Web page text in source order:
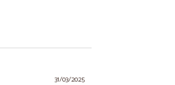
31/03/2025